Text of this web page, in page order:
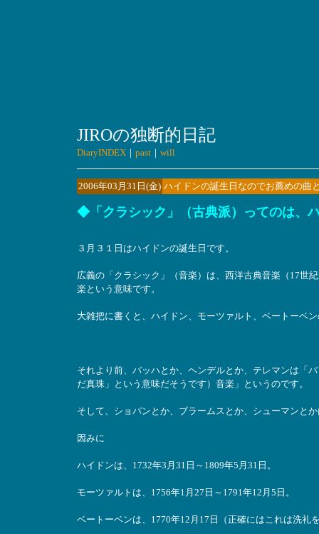
JIROの独断的日記
DiaryINDEX｜ past｜ will
2006年03月31日(金) ハイドンの誕生日なのでお薦めの曲
◆「クラシック」（古典派）ってのは、
３月３１日はハイドンの誕生日です。
広義の「クラシック」（音楽）は、西洋古典音楽（17世
楽という意味です。
大雑把に書くと、ハイドン、モーツァルト、ベートーベ
それより前、バッハとか、ヘンデルとか、テレマンは「
だ真珠」という意味だそうです）音楽」というのです。
そして、ショパンとか、ブラームスとか、シューマンと
因みに
ハイドンは、1732年3月31日～1809年5月31日。
モーツァルトは、1756年1月27日～1791年12月5日。
ベートーベンは、1770年12月17日（正確にはこれは洗礼